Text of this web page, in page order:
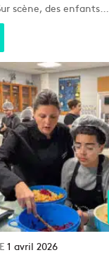
scène, des enfants…
1 avril 2026